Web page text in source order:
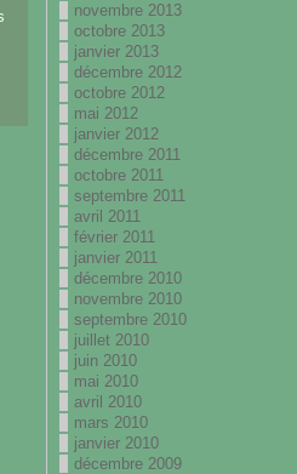
novembre 2013
octobre 2013
janvier 2013
décembre 2012
octobre 2012
mai 2012
janvier 2012
décembre 2011
octobre 2011
septembre 2011
avril 2011
février 2011
janvier 2011
décembre 2010
novembre 2010
septembre 2010
juillet 2010
juin 2010
mai 2010
avril 2010
mars 2010
janvier 2010
décembre 2009